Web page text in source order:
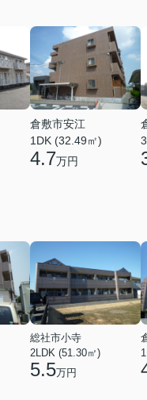
倉敷市安江
1DK (32.49㎡)
4.7万円
総社市小寺
2LDK (51.30㎡)
5.5万円